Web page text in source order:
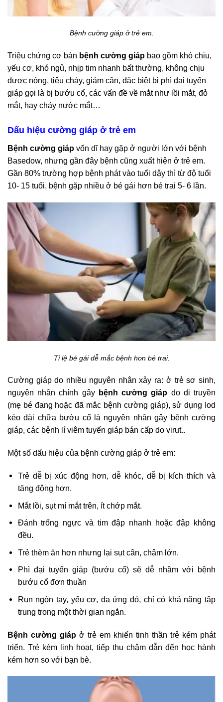
Bệnh cường giáp ở trẻ em.
Triệu chứng cơ bản bệnh cường giáp bao gồm khó chịu,
yếu cơ, khó ngủ, nhịp tim nhanh bất thường, không chịu
được nóng, tiêu chảy, giảm cân, đặc biệt bị phì đại tuyến
giáp gọi là bị bướu cổ, các vấn đề về mắt như lồi mắt, đỏ
mắt, hay chảy nước mắt…
Dấu hiệu cường giáp ở trẻ em
Bệnh cường giáp vốn dĩ hay gặp ở người lớn với bệnh
Basedow, nhưng gần đây bệnh cũng xuất hiện ở trẻ em.
Gần 80% trường hợp bệnh phát vào tuổi dậy thì từ độ tuổi
10- 15 tuổi, bệnh gặp nhiều ở bé gái hơn bé trai 5- 6 lần.
Tỉ lệ bé gái dễ mắc bệnh hơn bé trai.
Cường giáp do nhiều nguyên nhân xảy ra: ở trẻ sơ sinh,
nguyên nhân chính gây bệnh cường giáp do di truyền
(mẹ bé đang hoặc đã mắc bệnh cường giáp), sử dụng Iod
kéo dài chữa bướu cổ là nguyên nhân gây bệnh cường
giáp, các bệnh lí viêm tuyến giáp bán cấp do virut..
Một số dấu hiệu của bệnh cường giáp ở trẻ em:
Trẻ dễ bị xúc động hơn, dễ khóc, dễ bị kích thích và
tăng động hơn.
Mắt lồi, sụt mí mắt trên, ít chớp mắt.
Đánh trống ngực và tim đập nhanh hoặc đập không
đều.
Trẻ thèm ăn hơn nhưng lại sụt cân, chậm lớn.
Phì đại tuyến giáp (bướu cổ) sẽ dễ nhầm với bệnh
bướu cổ đơn thuần
Run ngón tay, yếu cơ, da ửng đỏ, chỉ có khả năng tập
trung trong một thời gian ngắn.
Bệnh cường giáp ở trẻ em khiến tinh thần trẻ kém phát
triển. Trẻ kém linh hoạt, tiếp thu chậm dẫn đến học hành
kém hơn so với bạn bè.